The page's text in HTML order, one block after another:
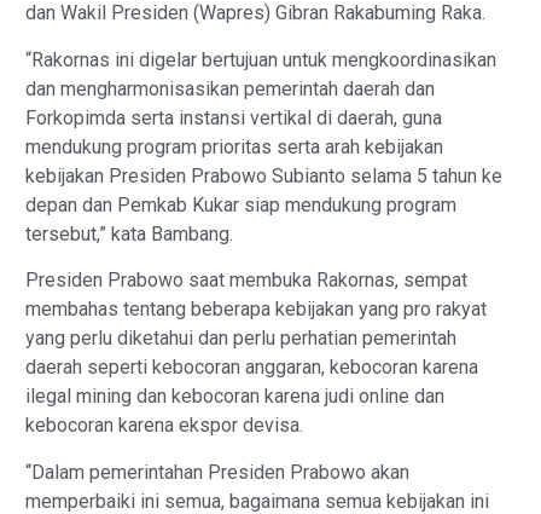
dan Wakil Presiden (Wapres) Gibran Rakabuming Raka.
“Rakornas ini digelar bertujuan untuk mengkoordinasikan
dan mengharmonisasikan pemerintah daerah dan
Forkopimda serta instansi vertikal di daerah, guna
mendukung program prioritas serta arah kebijakan
kebijakan Presiden Prabowo Subianto selama 5 tahun ke
depan dan Pemkab Kukar siap mendukung program
tersebut,” kata Bambang.
Presiden Prabowo saat membuka Rakornas, sempat
membahas tentang beberapa kebijakan yang pro rakyat
yang perlu diketahui dan perlu perhatian pemerintah
daerah seperti kebocoran anggaran, kebocoran karena
ilegal mining dan kebocoran karena judi online dan
kebocoran karena ekspor devisa.
“Dalam pemerintahan Presiden Prabowo akan
memperbaiki ini semua, bagaimana semua kebijakan ini